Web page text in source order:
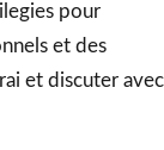
pour
et des
et discuter avec